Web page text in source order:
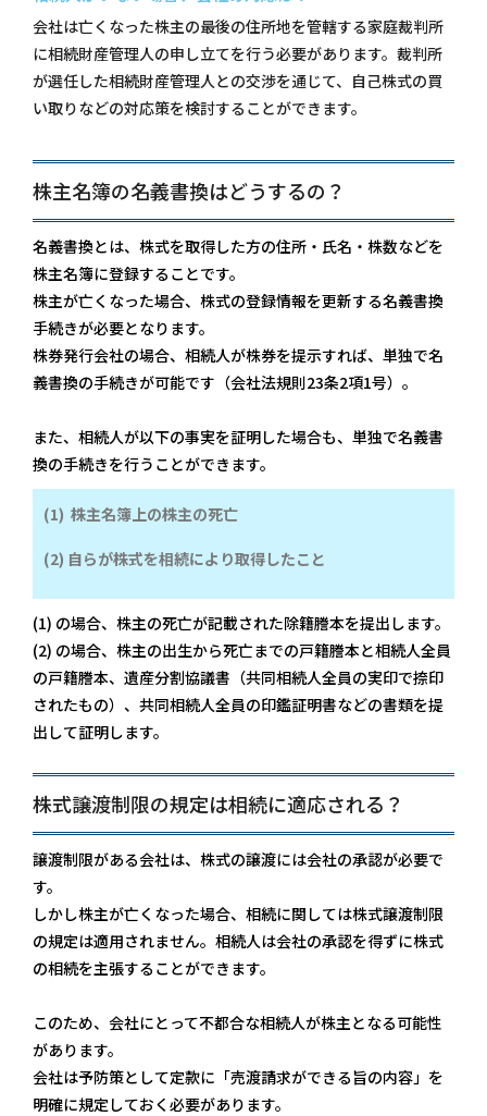
会社は亡くなった株主の最後の住所地を管轄する家庭裁判所
に相続財産管理人の申し立てを行う必要があります。裁判所
が選任した相続財産管理人との交渉を通じて、自己株式の買
い取りなどの対応策を検討することができます。
株主名簿の名義書換はどうするの？
名義書換とは、株式を取得した方の住所・氏名・株数などを
株主名簿に登録することです。
株主が亡くなった場合、株式の登録情報を更新する名義書換
手続きが必要となります。
株券発行会社の場合、相続人が株券を提示すれば、単独で名
義書換の手続きが可能です（会社法規則23条2項1号）。
また、相続人が以下の事実を証明した場合も、単独で名義書
換の手続きを行うことができます。
(1) 株主名簿上の株主の死亡
(2) 自らが株式を相続により取得したこと
(1) の場合、株主の死亡が記載された除籍謄本を提出します。
(2) の場合、株主の出生から死亡までの戸籍謄本と相続人全員
の戸籍謄本、遺産分割協議書（共同相続人全員の実印で捺印
されたもの）、共同相続人全員の印鑑証明書などの書類を提
出して証明します。
株式譲渡制限の規定は相続に適応される？
譲渡制限がある会社は、株式の譲渡には会社の承認が必要で
す。
しかし株主が亡くなった場合、相続に関しては株式譲渡制限
の規定は適用されません。相続人は会社の承認を得ずに株式
の相続を主張することができます。
このため、会社にとって不都合な相続人が株主となる可能性
があります。
会社は予防策として定款に「売渡請求ができる旨の内容」を
明確に規定しておく必要があります。